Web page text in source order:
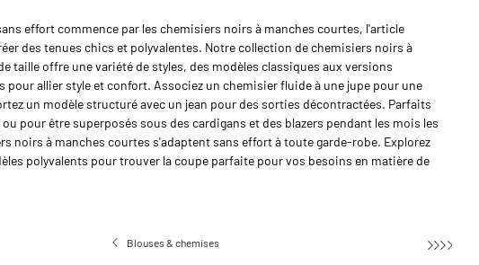
effort commence par les chemisiers noirs à manches courtes, l'article
des tenues chics et polyvalentes. Notre collection de chemisiers noirs à
taille offre une variété de styles, des modèles classiques aux versions
pour allier style et confort. Associez un chemisier fluide à une jupe pour une
un modèle structuré avec un jean pour des sorties décontractées. Parfaits
pour être superposés sous des cardigans et des blazers pendant les mois les
noirs à manches courtes s'adaptent sans effort à toute garde-robe. Explorez
polyvalents pour trouver la coupe parfaite pour vos besoins en matière de
Blouses & chemises Blouses à